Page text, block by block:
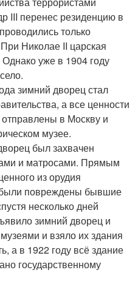
III перенес резиденцию в
только
Николае II царская
уже в 1904 году
зимний дворец стал
а все ценности
в Москву и
музее.
был захвачен
и матросами. Прямым
из орудия
были повреждены бывшие
несколько дней
зимний дворец и
и взяло их здания
а в 1922 году всё здание
государственному